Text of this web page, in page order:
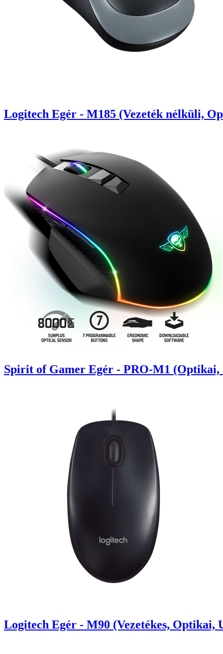
Logitech Egér - M185 (Vezeték nélküli,
Spirit of Gamer Egér - PRO-M1 (Optikai,
Logitech Egér - M90 (Vezetékes, Optikai,